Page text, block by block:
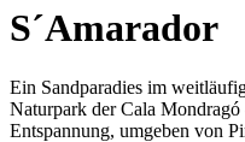
S´Amarador
Ein Sandparadies im
Naturpark der Cala Mondragó
Entspannung, umgeben von